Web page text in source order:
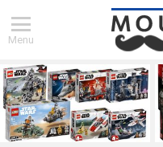
Menu
DERNIERS
ARTICLES